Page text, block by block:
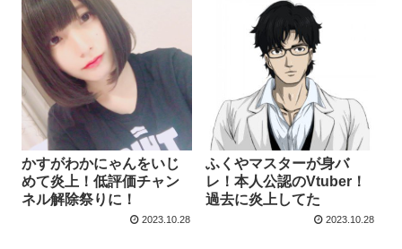
かすがわかにゃんをいじ
めて炎上！低評価チャン
ネル解除祭りに！
2023.10.28
ふくやマスターが身バ
レ！本人公認のVtuber！
過去に炎上してた
2023.10.28